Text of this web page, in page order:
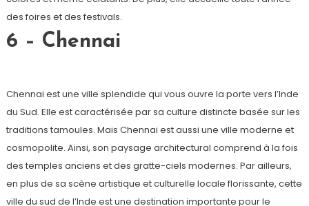
des foires et des festivals.
6 – Chennai
Chennai est une ville splendide qui vous ouvre la porte vers l’Inde
du Sud. Elle est caractérisée par sa culture distincte basée sur les
traditions tamoules. Mais Chennai est aussi une ville moderne et
cosmopolite. Ainsi, son paysage architectural comprend à la fois
des temples anciens et des gratte-ciels modernes. Par ailleurs,
en plus de sa scène artistique et culturelle locale florissante, cette
ville du sud de l’Inde est une destination importante pour le